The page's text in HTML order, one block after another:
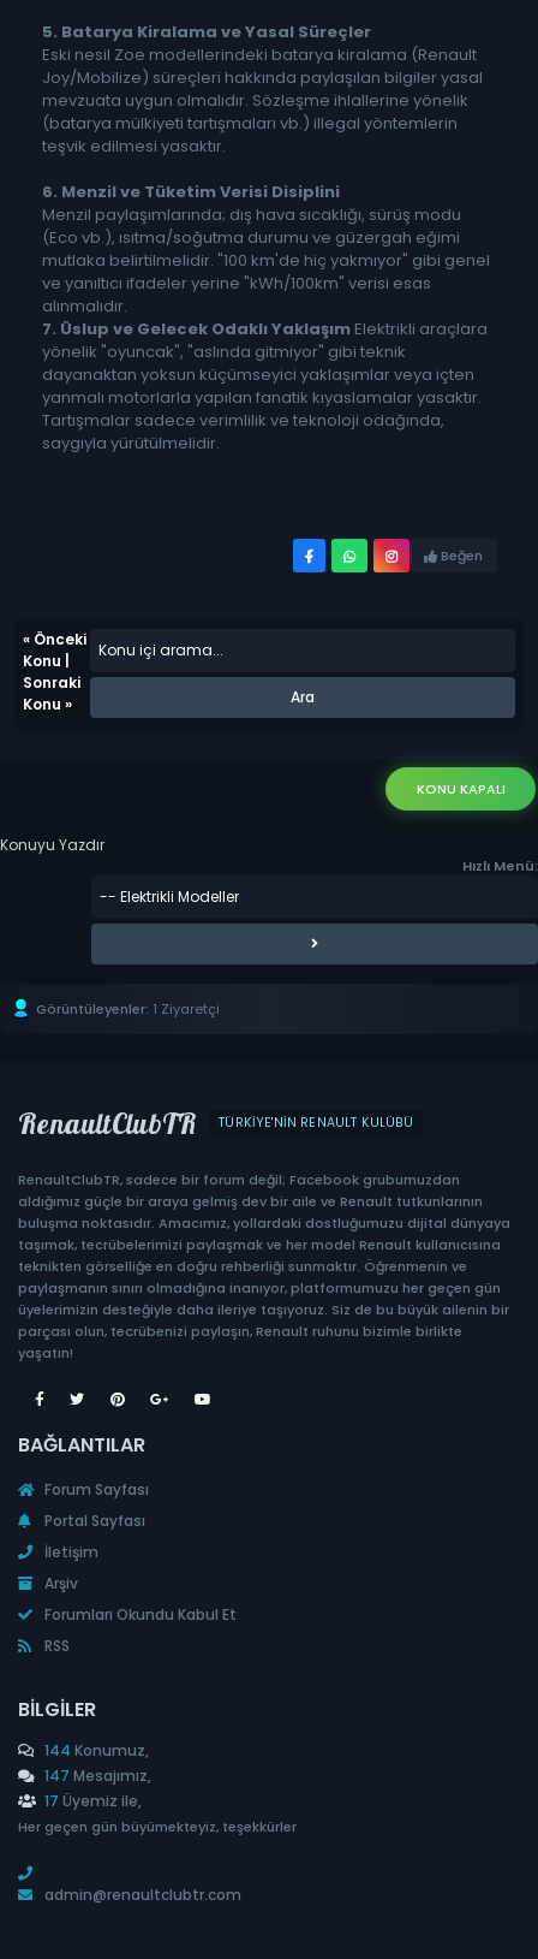
5. Batarya Kiralama ve Yasal Süreçler
Eski nesil Zoe modellerindeki batarya kiralama (Renault
Joy/Mobilize) süreçleri hakkında paylaşılan bilgiler yasal
mevzuata uygun olmalıdır. Sözleşme ihlallerine yönelik
(batarya mülkiyeti tartışmaları vb.) illegal yöntemlerin
teşvik edilmesi yasaktır.
6. Menzil ve Tüketim Verisi Disiplini
Menzil paylaşımlarında; dış hava sıcaklığı, sürüş modu
(Eco vb.), ısıtma/soğutma durumu ve güzergah eğimi
mutlaka belirtilmelidir. "100 km'de hiç yakmıyor" gibi genel
ve yanıltıcı ifadeler yerine "kWh/100km" verisi esas
alınmalıdır.
7. Üslup ve Gelecek Odaklı YaklaşımElektrikli araçlara
yönelik "oyuncak", "aslında gitmiyor" gibi teknik
dayanaktan yoksun küçümseyici yaklaşımlar veya içten
yanmalı motorlarla yapılan fanatik kıyaslamalar yasaktır.
Tartışmalar sadece verimlilik ve teknoloji odağında,
saygıyla yürütülmelidir.
Beğen
« Önceki
Konu
Sonraki
Konu »
KONU KAPALI
Konuyu Yazdır
Hızlı Menü:
Görüntüleyenler: 1 Ziyaretçi
RenaultClubTR TÜRKIYE'NIN RENAULT KULÜBÜ
RenaultClubTR, sadece bir forum değil; Facebook grubumuzdan
aldığımız güçle bir araya gelmiş dev bir aile ve Renault tutkunlarının
buluşma noktasıdır. Amacımız, yollardaki dostluğumuzu dijital dünyaya
taşımak, tecrübelerimizi paylaşmak ve her model Renault kullanıcısına
teknikten görselliğe en doğru rehberliği sunmaktır. Öğrenmenin ve
paylaşmanın sınırı olmadığına inanıyor, platformumuzu her geçen gün
üyelerimizin desteğiyle daha ileriye taşıyoruz. Siz de bu büyük ailenin bir
parçası olun, tecrübenizi paylaşın, Renault ruhunu bizimle birlikte
yaşatın!
BAĞLANTILAR
Forum Sayfası
Portal Sayfası
İletişim
Arşiv
Forumları Okundu Kabul Et
RSS
BILGILER
144 Konumuz,
147 Mesajımız,
17 Üyemiz ile,
Her geçen gün büyümekteyiz, teşekkürler
admin@renaultclubtr.com